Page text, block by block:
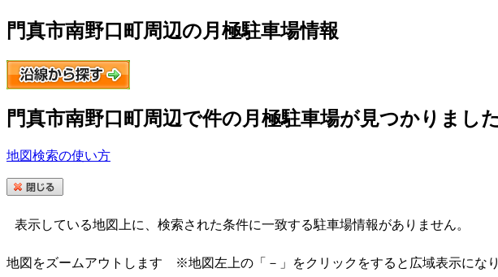
門真市南野口町周辺の月極駐車場情報
門真市南野口町周辺で件の月極駐車場が見つかりました
地図検索の使い方
表示している地図上に、検索された条件に一致する駐車場情報がありません。
地図をズームアウトします ※地図左上の「－」をクリックをすると広域表示にな